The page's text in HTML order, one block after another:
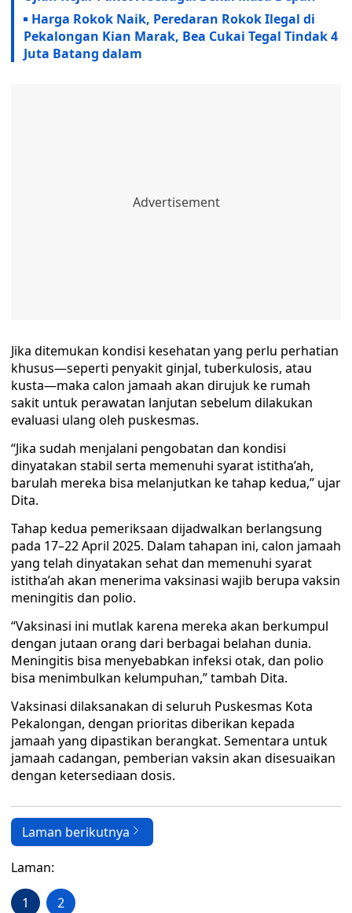
Harga Rokok Naik, Peredaran Rokok Ilegal di
Pekalongan Kian Marak, Bea Cukai Tegal Tindak 4
Juta Batang dalam
Jika ditemukan kondisi kesehatan yang perlu perhatian
khusus—seperti penyakit ginjal, tuberkulosis, atau
kusta—maka calon jamaah akan dirujuk ke rumah
sakit untuk perawatan lanjutan sebelum dilakukan
evaluasi ulang oleh puskesmas.
“Jika sudah menjalani pengobatan dan kondisi
dinyatakan stabil serta memenuhi syarat istitha’ah,
barulah mereka bisa melanjutkan ke tahap kedua,” ujar
Dita.
Tahap kedua pemeriksaan dijadwalkan berlangsung
pada 17–22 April 2025. Dalam tahapan ini, calon jamaah
yang telah dinyatakan sehat dan memenuhi syarat
istitha’ah akan menerima vaksinasi wajib berupa vaksin
meningitis dan polio.
“Vaksinasi ini mutlak karena mereka akan berkumpul
dengan jutaan orang dari berbagai belahan dunia.
Meningitis bisa menyebabkan infeksi otak, dan polio
bisa menimbulkan kelumpuhan,” tambah Dita.
Vaksinasi dilaksanakan di seluruh Puskesmas Kota
Pekalongan, dengan prioritas diberikan kepada
jamaah yang dipastikan berangkat. Sementara untuk
jamaah cadangan, pemberian vaksin akan disesuaikan
dengan ketersediaan dosis.
Laman berikutnya
Laman:
1 2